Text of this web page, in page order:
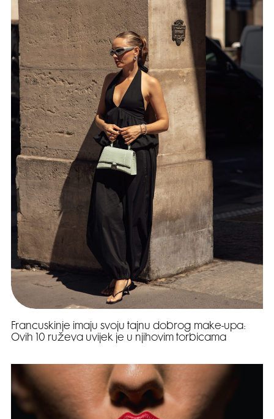
Francuskinje imaju svoju tajnu dobrog make-upa:
Ovih 10 ruževa uvijek je u njihovim torbicama